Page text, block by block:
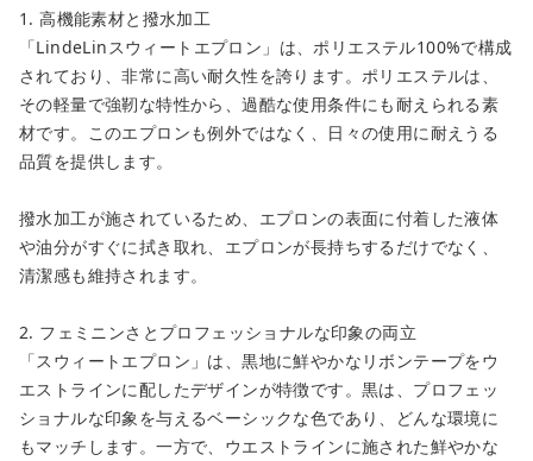
1. 高機能素材と撥水加工
「LindeLinスウィートエプロン」は、ポリエステル100%で構成
されており、非常に高い耐久性を誇ります。ポリエステルは、
その軽量で強靭な特性から、過酷な使用条件にも耐えられる素
材です。このエプロンも例外ではなく、日々の使用に耐えうる
品質を提供します。
撥水加工が施されているため、エプロンの表面に付着した液体
や油分がすぐに拭き取れ、エプロンが長持ちするだけでなく、
清潔感も維持されます。
2. フェミニンさとプロフェッショナルな印象の両立
「スウィートエプロン」は、黒地に鮮やかなリボンテープをウ
エストラインに配したデザインが特徴です。黒は、プロフェッ
ショナルな印象を与えるベーシックな色であり、どんな環境に
もマッチします。一方で、ウエストラインに施された鮮やかな